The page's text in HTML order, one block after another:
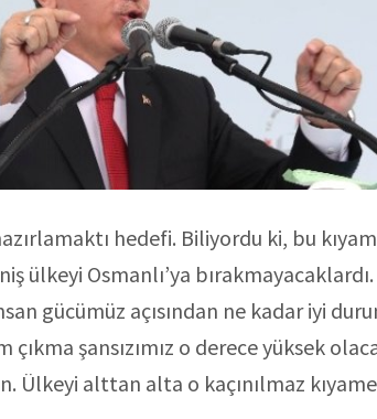
hedefi. Biliyordu ki, bu
ülkeyi Osmanlı’ya
gücümüz açısından ne kadar iyi
şansızımız o derece yüksek
Ülkeyi alttan alta o kaçınılmaz